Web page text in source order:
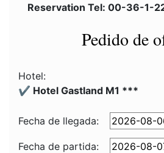
Reservation Tel: 00-36-1-
Pedido de
Hotel:
✔️ Hotel Gastland M1 ***
Fecha de llegada:
Fecha de partida: